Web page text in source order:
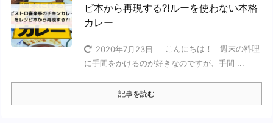
ピ本から再現する?!ルーを使わない本格
カレー
2020年7月23日
こんにちは！ 週末の料理
に手間をかけるのが好きなのですが、手間 ...
記事を読む